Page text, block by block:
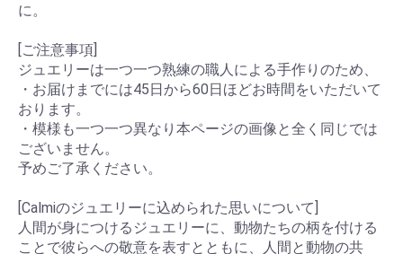
に。
[ご注意事項]
ジュエリーは一つ一つ熟練の職人による手作りのため、
・お届けまでには45日から60日ほどお時間をいただいて
おります。
・模様も一つ一つ異なり本ページの画像と全く同じでは
ございません。
予めご了承ください。
[Calmiのジュエリーに込められた思いについて]
人間が身につけるジュエリーに、動物たちの柄を付ける
ことで彼らへの敬意を表すとともに、人間と動物の共